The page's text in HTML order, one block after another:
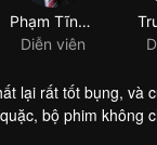
Phạm Tĩnh Y
Diễn viên
lại rất tốt bụng, và
bộ phim không
quanh. Một người